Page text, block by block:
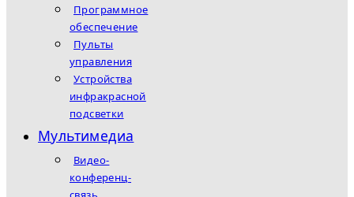
Программное
обеспечение
Пульты
управления
Устройства
инфракрасной
подсветки
Мультимедиа
Видео-
конференц-